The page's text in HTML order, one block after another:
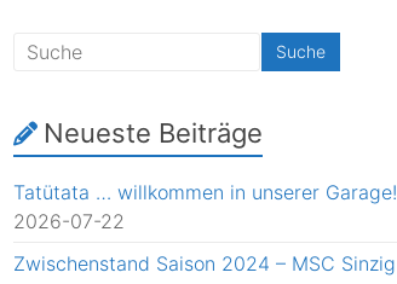
Neueste Beiträge
Tatütata … willkommen in unserer Garage!
2026-07-22
Zwischenstand Saison 2024 – MSC Sinzig